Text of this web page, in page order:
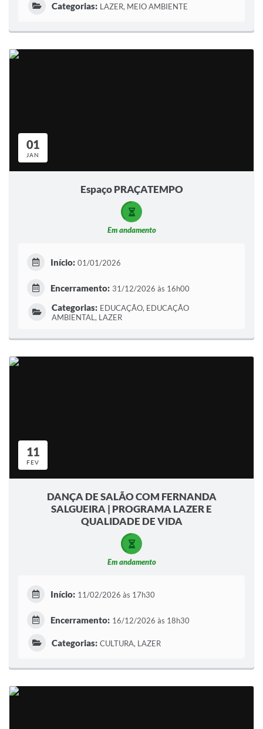
Categorias: LAZER, MEIO AMBIENTE
01
JAN
Espaço PRAÇATEMPO
Em andamento
Início: 01/01/2026
Encerramento: 31/12/2026 às 16h00
Categorias: EDUCAÇÃO, EDUCAÇÃO
AMBIENTAL, LAZER
11
FEV
DANÇA DE SALÃO COM FERNANDA
SALGUEIRA | PROGRAMA LAZER E
QUALIDADE DE VIDA
Em andamento
Início: 11/02/2026 às 17h30
Encerramento: 16/12/2026 às 18h30
Categorias: CULTURA, LAZER